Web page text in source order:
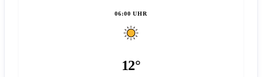
06:00 UHR
12°